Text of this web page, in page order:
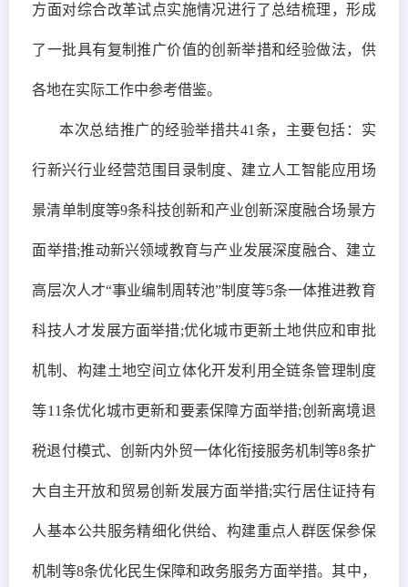
方面对综合改革试点实施情况进行了总结梳理，形成
了一批具有复制推广价值的创新举措和经验做法，供
各地在实际工作中参考借鉴。
本次总结推广的经验举措共41条，主要包括：实
行新兴行业经营范围目录制度、建立人工智能应用场
景清单制度等9条科技创新和产业创新深度融合场景方
面举措;推动新兴领域教育与产业发展深度融合、建立
高层次人才“事业编制周转池”制度等5条一体推进教育
科技人才发展方面举措;优化城市更新土地供应和审批
机制、构建土地空间立体化开发利用全链条管理制度
等11条优化城市更新和要素保障方面举措;创新离境退
税退付模式、创新内外贸一体化衔接服务机制等8条扩
大自主开放和贸易创新发展方面举措;实行居住证持有
人基本公共服务精细化供给、构建重点人群医保参保
机制等8条优化民生保障和政务服务方面举措。其中，